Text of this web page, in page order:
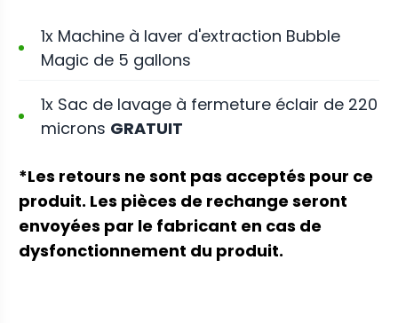
1x Machine à laver d'extraction Bubble
Magic de 5 gallons
1x Sac de lavage à fermeture éclair de 220
microns GRATUIT
*Les retours ne sont pas acceptés pour ce
produit. Les pièces de rechange seront
envoyées par le fabricant en cas de
dysfonctionnement du produit.